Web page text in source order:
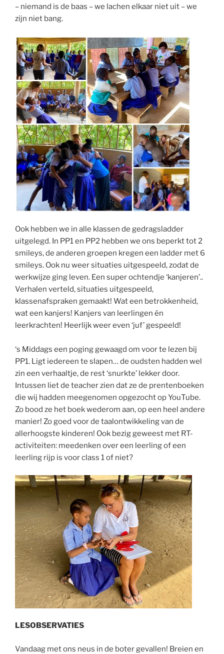
– niemand is de baas – we lachen elkaar niet uit – we
zijn niet bang.
Ook hebben we in alle klassen de gedragsladder
uitgelegd. In PP1 en PP2 hebben we ons beperkt tot 2
smileys, de anderen groepen kregen een ladder met 6
smileys. Ook nu weer situaties uitgespeeld, zodat de
werkwijze ging leven. Een super ochtendje ‘kanjeren’..
Verhalen verteld, situaties uitgespeeld,
klassenafspraken gemaakt! Wat een betrokkenheid,
wat een kanjers! Kanjers van leerlingen én
leerkrachten! Heerlijk weer even ‘juf’ gespeeld!
‘s Middags een poging gewaagd om voor te lezen bij
PP1. Ligt iedereen te slapen… de oudsten hadden wel
zin een verhaaltje, de rest ‘snurkte’ lekker door.
Intussen liet de teacher zien dat ze de prentenboeken
die wij hadden meegenomen opgezocht op YouTube.
Zo bood ze het boek wederom aan, op een heel andere
manier! Zo goed voor de taalontwikkeling van de
allerhoogste kinderen! Ook bezig geweest met RT-
activiteiten: meedenken over een leerling of een
leerling rijp is voor class 1 of niet?
LESOBSERVATIES
Vandaag met ons neus in de boter gevallen! Breien en